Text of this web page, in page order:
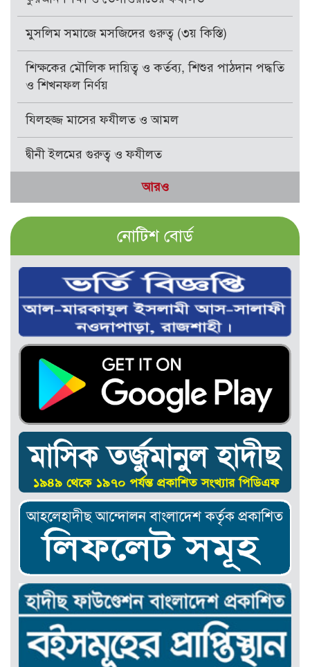
মুসলিম সমাজে মসজিদের গুরুত্ব (৩য় কিস্তি)
শিক্ষকের মৌলিক দায়িত্ব ও কর্তব্য, শিশুর পাঠদান পদ্ধতি
ও শিখনফল নির্ণয়
যিলহজ্জ মাসের ফযীলত ও আমল
দ্বীনী ইলমের গুরুত্ব ও ফযীলত
আরও
নোটিশ বোর্ড